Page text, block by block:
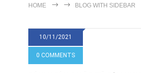
HOME BLOG WITH SIDEBAR
10/11/2021
0 COMMENTS